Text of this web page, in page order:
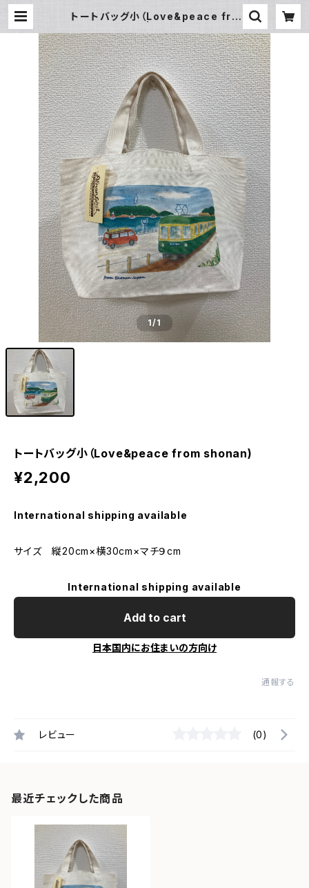
トートバッグ小（Love&peace fro
1/1
トートバッグ小（Love&peace from shonan)
¥2,200
International shipping available
サイズ 縦20cm×横30cm×マチ９cm
International shipping available
Add to cart
日本国内にお住まいの方向け
通報する
レビュー (0)
最近チェックした商品